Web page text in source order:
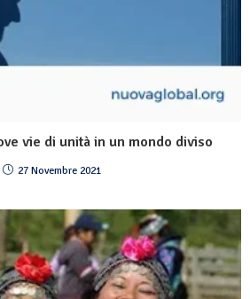
vie di unità in un mondo diviso
27 Novembre 2021